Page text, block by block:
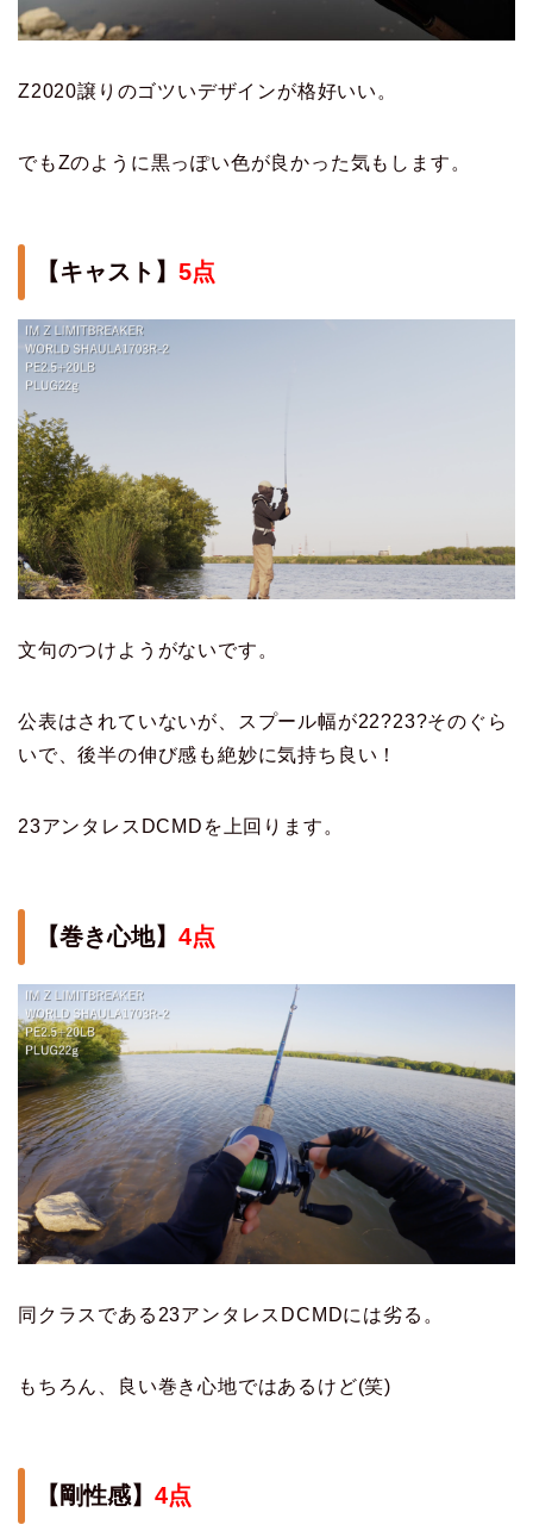
Z2020譲りのゴツいデザインが格好いい。
でもZのように黒っぽい色が良かった気もします。
【キャスト】 5点
文句のつけようがないです。
公表はされていないが、スプール幅が22?23?そのぐら
いで、後半の伸び感も絶妙に気持ち良い！
23アンタレスDCMDを上回ります。
【巻き心地】 4点
同クラスである23アンタレスDCMDには劣る。
もちろん、良い巻き心地ではあるけど(笑)
【剛性感】 4点